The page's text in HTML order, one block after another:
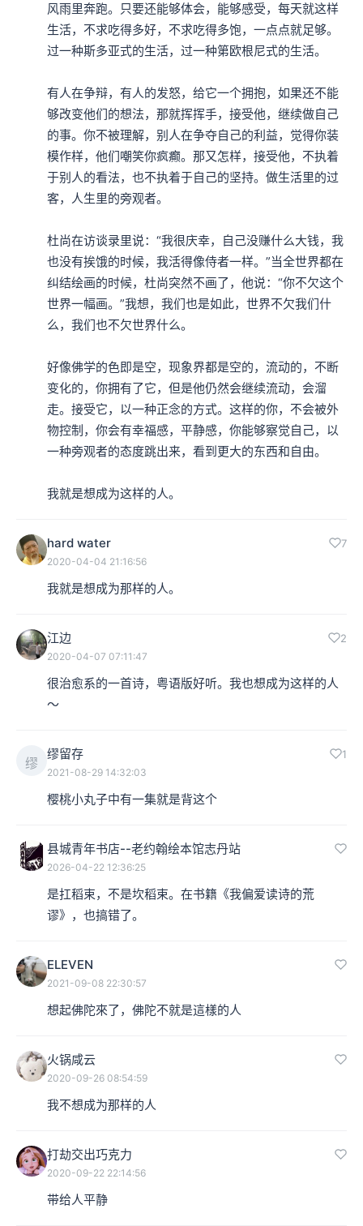
风雨里奔跑。只要还能够体会，能够感受，每天就这样
生活，不求吃得多好，不求吃得多饱，一点点就足够。
过一种斯多亚式的生活，过一种第欧根尼式的生活。
有人在争辩，有人的发怒，给它一个拥抱，如果还不能
够改变他们的想法，那就挥挥手，接受他，继续做自己
的事。你不被理解，别人在争夺自己的利益，觉得你装
模作样，他们嘲笑你疯癫。那又怎样，接受他，不执着
于别人的看法，也不执着于自己的坚持。做生活里的过
客，人生里的旁观者。
杜尚在访谈录里说：“我很庆幸，自己没赚什么大钱，我
也没有挨饿的时候，我活得像侍者一样。”当全世界都在
纠结绘画的时候，杜尚突然不画了，他说：“你不欠这个
世界一幅画。”我想，我们也是如此，世界不欠我们什
么，我们也不欠世界什么。
好像佛学的色即是空，现象界都是空的，流动的，不断
变化的，你拥有了它，但是他仍然会继续流动，会溜
走。接受它，以一种正念的方式。这样的你，不会被外
物控制，你会有幸福感，平静感，你能够察觉自己，以
一种旁观者的态度跳出来，看到更大的东西和自由。
我就是想成为这样的人。
hard water 7
2020-04-04 21:16:56
我就是想成为那样的人。
江边 2
2020-04-07 07:11:47
很治愈系的一首诗，粤语版好听。我也想成为这样的人
～
缪
缪留存 1
2021-08-29 14:32:03
樱桃小丸子中有一集就是背这个
县城青年书店--老约翰绘本馆志丹站
2026-04-22 12:36:25
是扛稻束，不是坎稻束。在书籍《我偏爱读诗的荒
谬》，也搞错了。
ELEVEN
2021-09-08 22:30:57
想起佛陀來了，佛陀不就是這樣的人
火锅咸云
2020-09-26 08:54:59
我不想成为那样的人
打劫交出巧克力
2020-09-22 22:14:56
带给人平静